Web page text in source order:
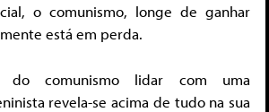
o comunismo, longe de ganhar
está em perda.
do comunismo lidar com uma
revela-se acima de tudo na sua